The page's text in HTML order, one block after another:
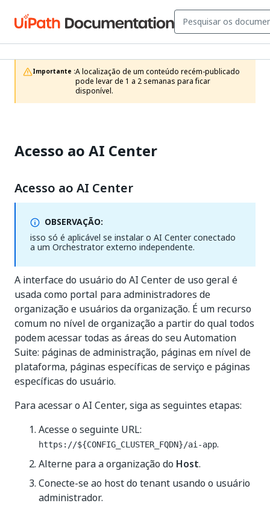
Importante :A localização de um conteúdo recém-publicado
pode levar de 1 a 2 semanas para ficar
disponível.
Acesso ao AI Center
Acesso ao AI Center
OBSERVAÇÃO:
isso só é aplicável se instalar o AI Center conectado
a um Orchestrator externo independente.
A interface do usuário do AI Center de uso geral é
usada como portal para administradores de
organização e usuários da organização. É um recurso
comum no nível de organização a partir do qual todos
podem acessar todas as áreas do seu Automation
Suite: páginas de administração, páginas em nível de
plataforma, páginas específicas de serviço e páginas
específicas do usuário.
Para acessar o AI Center, siga as seguintes etapas:
Acesse o seguinte URL:
https://${CONFIG_CLUSTER_FQDN}/ai-app.
Alterne para a organização do Host.
Conecte-se ao host do tenant usando o usuário
administrador.